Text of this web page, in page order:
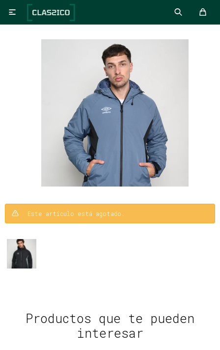

Este artículo está agotado.
Productos que te pueden
interesar